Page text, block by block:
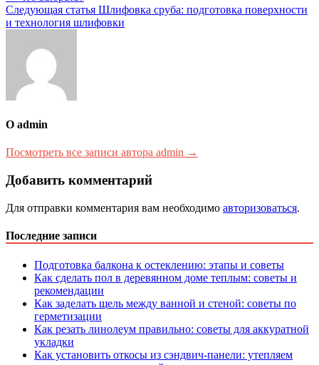
по
записям
Следующая статья Шлифовка сруба: подготовка поверхности
и технология шлифовки
О admin
Посмотреть все записи автора admin →
Добавить комментарий
Для отправки комментария вам необходимо авторизоваться.
Последние записи
Подготовка балкона к остеклению: этапы и советы
Как сделать пол в деревянном доме теплым: советы и
рекомендации
Как заделать щель между ванной и стеной: советы по
герметизации
Как резать линолеум правильно: советы для аккуратной
укладки
Как установить откосы из сэндвич-панели: утепляем